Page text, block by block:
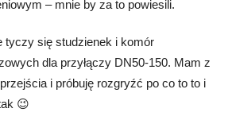
– mnie by za to powiesili.
tyczy się studzienek i komór
dla przyłączy DN50-150. Mam z
i próbuję rozgryźć po co to to i
😉